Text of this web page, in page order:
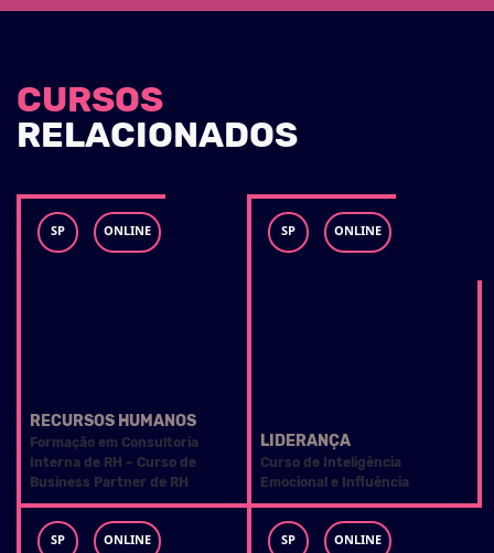
CURSOS
RELACIONADOS
SP ONLINE
RECURSOS HUMANOS
Formação em Consultoria
Interna de RH – Curso de
Business Partner de RH
SP ONLINE
LIDERANÇA
Curso de Inteligência
Emocional e Influência
SP ONLINE SP ONLINE